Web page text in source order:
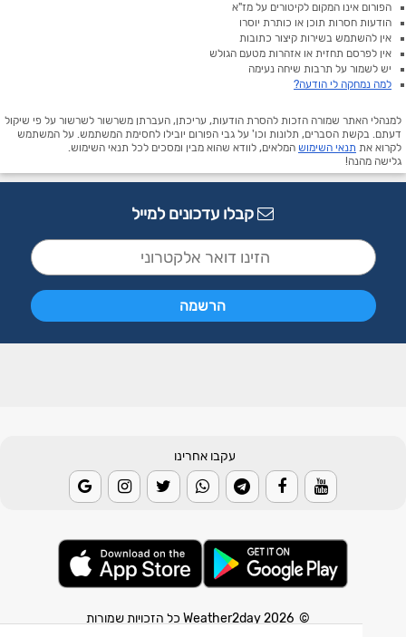
הפורום אינו המקום לקיטורים על מז"א
הודעות חסרות תוכן או כותרת יוסרו
אין להשתמש בשירות קיצור כתובות
אין לפרסם תחזית או אזהרות מטעם הגולש
יש לשמור על תרבות שיחה נעימה
למה נמחקה לי הודעה?
למנהלי האתר שמורה הזכות להסרת הודעות, עריכתן, העברתן משרשור לשרשור על פי שיקול
דעתם. בקשת הסברים, תלונות וכו' על גבי הפורום יובילו לחסימת המשתמש. על המשתמש
לקרוא את תנאי השימוש המלאים, לוודא שהוא מבין ומסכים לכל תנאי השימוש.
גלישה מהנה!
קבלו עדכונים למייל
עקבו אחרינו
© 2026 Weather2day כל הזכויות שמורות